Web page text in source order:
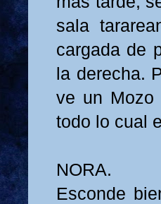
sala
cargada de
la derecha.
ve un Mozo
todo lo cual
NORA.
Esconde